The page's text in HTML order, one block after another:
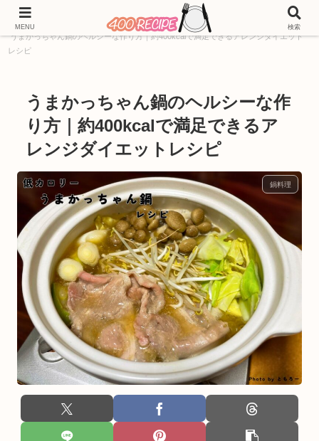
料理ジャンル別レシピ
うまかっちゃん鍋のヘルシーな作り方｜約400kcalで満足できるアレンジダイエット
レシピ
うまかっちゃん鍋のヘルシーな作
り方｜約400kcalで満足できるア
レンジダイエットレシピ
鍋料理
MENU 検索